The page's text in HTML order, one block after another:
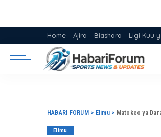
Home Ajira Biashara Ligi Kuu
HABARI FORUM > Elimu> Matokeo ya
Elimu